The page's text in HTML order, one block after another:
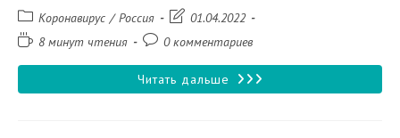
Рубрика
записи:
Коронавирус / Россия
Запись
изменена:
01.04.2022
Время8 минут чтения
Комментарии
записи:
0 комментариев
Читать дальше Нужен